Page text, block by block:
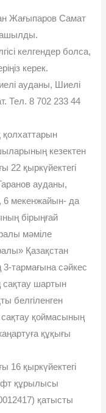
Жағыпаров Самат
ашылды.
келгендер болса,
керек.
ауданы, Шиелі
Тел. 8 702 233 44
кезектен
қыркүйектегі
ауданы,
6 мекенжайын- да
бірыңғай
мəміле
Қазақстан
тармағына сəйкес
шартын
белгіленген
сақтау қоймасының
құқығы
16 қыркүйектегі
құрылысы
қатысты